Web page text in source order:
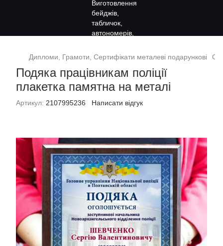
Дипломи, Грамоти, Сертифікати металеві подарункові
Подяка працівникам поліції
плакетка памятна на металі
Артикул: 2107995236 Написати відгук